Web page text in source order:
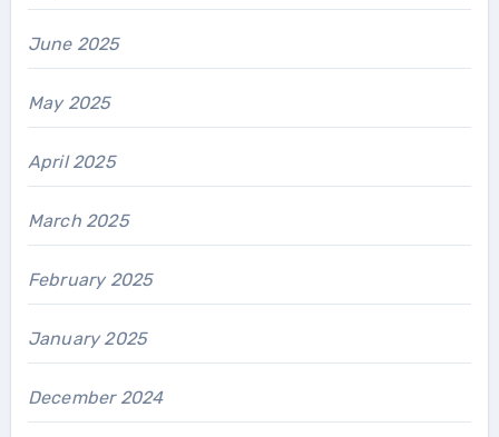
June 2025
May 2025
April 2025
March 2025
February 2025
January 2025
December 2024